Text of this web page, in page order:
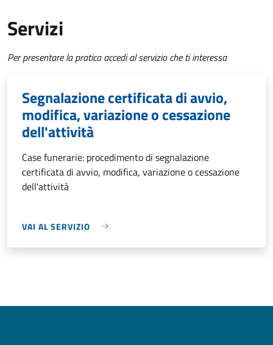
Servizi
Per presentare la pratica accedi al servizio che ti interessa
Segnalazione certificata di avvio,
modifica, variazione o cessazione
dell'attività
Case funerarie: procedimento di segnalazione
certificata di avvio, modifica, variazione o cessazione
dell'attività
VAI AL SERVIZIO